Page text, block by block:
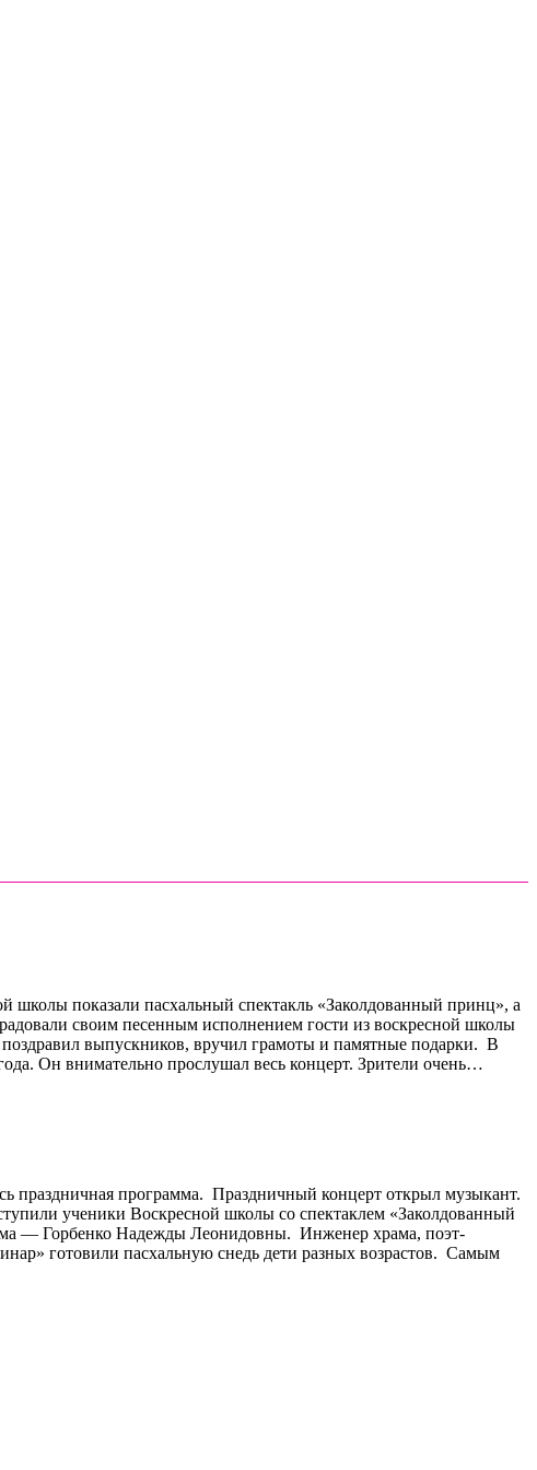
школы показали пасхальный спектакль «Заколдованный принц», а
своим песенным исполнением гости из воскресной школы
выпускников, вручил грамоты и памятные подарки. В
Он внимательно прослушал весь концерт. Зрители очень…
праздничная программа. Праздничный концерт открыл музыкант.
ученики Воскресной школы со спектаклем «Заколдованный
— Горбенко Надежды Леонидовны. Инженер храма, поэт-
готовили пасхальную снедь дети разных возрастов. Самым